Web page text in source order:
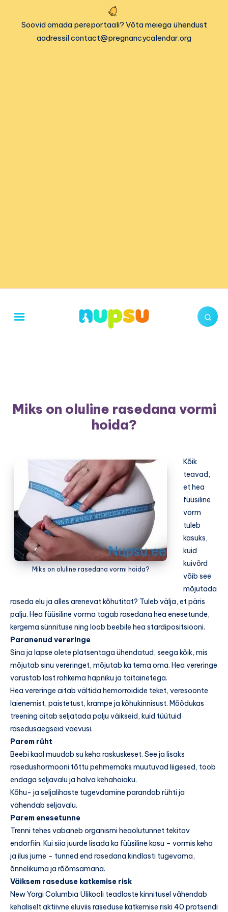
Soovid omada pereportaali? Võta meiega ühendust
aadressil contact@pregnancycalendar.org
Miks on oluline rasedana vormi
hoida?
Miks on oluline rasedana vormi hoida?
Kõik
teavad,
et hea
füüsiline
vorm
tuleb
kasuks,
kuid
kuivõrd
võib see
mõjutada
raseda elu ja alles arenevat kõhutitat? Tuleb välja, et päris
palju. Hea füüsiline vorma tagab rasedana hea enesetunde,
kergema sünnituse ning loob beebile hea stardipositsiooni.
Paranenud vereringe
Sina ja lapse olete platsentaga ühendatud, seega kõik, mis
mõjutab sinu vereringet, mõjutab ka tema oma. Hea vereringe
varustab last rohkema hapniku ja toitainetega.
Hea vereringe aitab vältida hemorroidide teket, veresoonte
laienemist, paistetust, krampe ja kõhukinnisust. Mõõdukas
treening aitab seljatada palju väikseid, kuid tüütuid
rasedusaegseid vaevusi.
Parem rüht
Beebi kaal muudab su keha raskuskeset. See ja lisaks
rasedushormooni tõttu pehmemaks muutuvad liigesed, toob
endaga seljavalu ja halva kehahoiaku.
Kõhu- ja seljalihaste tugevdamine parandab rühti ja
vähendab seljavalu.
Parem enesetunne
Trenni tehes vabaneb organismi heaolutunnet tekitav
endorfiin. Kui siia juurde lisada ka füüsiline kasu – vormis keha
ja ilus jume – tunned end rasedana kindlasti tugevama,
õnnelikuma ja rõõmsamana.
Väiksem raseduse katkemise risk
New Yorgi Columbia Ülikooli teadlaste kinnitusel vähendab
kehaliselt aktiivne eluviis raseduse katkemise riski 40 protsendi